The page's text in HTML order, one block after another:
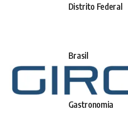
Distrito Federal
Brasil
Gastronomia